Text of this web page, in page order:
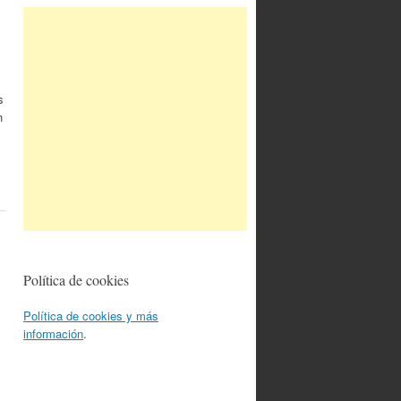
Política de cookies
Política de cookies y más
información.